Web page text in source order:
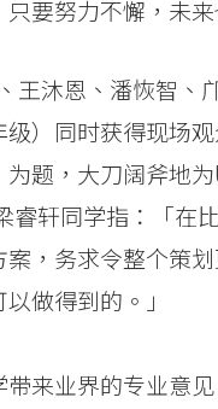
要努力不懈，未
王沐恩、潘恢智、
级）同时获得现场
题，大刀阔斧地
睿轩同学指：「在
，务求令整个策
做得到的。」
来业界的专业意